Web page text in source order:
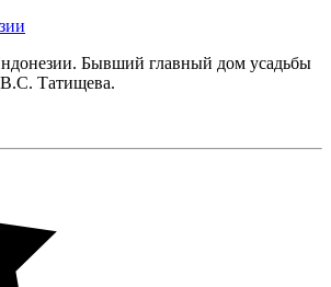
Бывший главный дом усадьбы
Татищева.